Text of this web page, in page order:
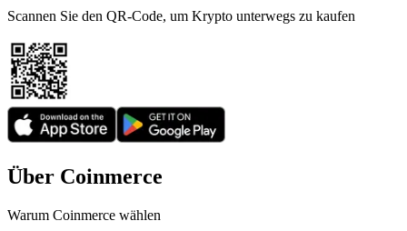
Scannen Sie den QR-Code, um Krypto unterwegs zu kaufen
Über Coinmerce
Warum Coinmerce wählen